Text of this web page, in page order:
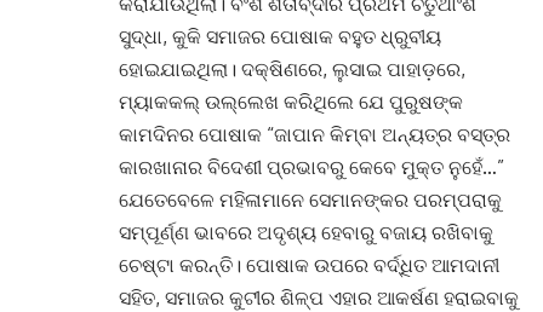
ସୁଦ୍ଧା, କୁକି ସମାଜର ପୋଷାକ ବହୁତ ଧ୍ରୁବୀୟ
ହୋଇଯାଇଥିଲା। ଦକ୍ଷିଣରେ, ଲୁସାଇ ପାହାଡ଼ରେ,
ମ୍ୟାକକଲ୍ ଉଲ୍ଲେଖ କରିଥିଲେ ଯେ ପୁରୁଷଙ୍କ
କାମଦିନର ପୋଷାକ “ଜାପାନ କିମ୍ବା ଅନ୍ୟତ୍ର ବସ୍ତ୍ର
କାରଖାନାର ବିଦେଶୀ ପ୍ରଭାବରୁ କେବେ ମୁକ୍ତ ନୁହେଁ…”
ଯେତେବେଳେ ମହିଳାମାନେ ସେମାନଙ୍କର ପରମ୍ପରାକୁ
ସମ୍ପୂର୍ଣ୍ଣ ଭାବରେ ଅଦୃଶ୍ୟ ହେବାରୁ ବଜାୟ ରଖିବାକୁ
ଚେଷ୍ଟା କରନ୍ତି। ପୋଷାକ ଉପରେ ବର୍ଦ୍ଧିତ ଆମଦାନୀ
ସହିତ, ସମାଜର କୁଟୀର ଶିଳ୍ପ ଏହାର ଆକର୍ଷଣ ହରାଇବାକୁ